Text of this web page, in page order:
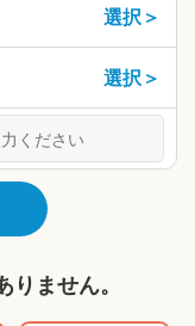
選択＞
選択＞
ません。